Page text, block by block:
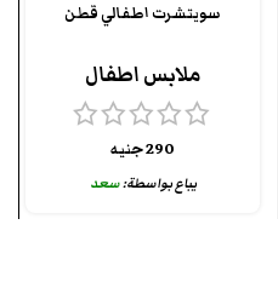
سويتشرت اطفالي قطن
ملابس اطفال
290جنيه
يباع بواسطة:سعد